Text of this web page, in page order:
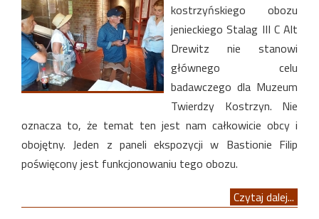
kostrzyńskiego obozu
jenieckiego Stalag III C Alt
Drewitz nie stanowi
głównego celu
badawczego dla Muzeum
Twierdzy Kostrzyn. Nie
oznacza to, że temat ten jest nam całkowicie obcy i
obojętny. Jeden z paneli ekspozycji w Bastionie Filip
poświęcony jest funkcjonowaniu tego obozu.
Czytaj dalej...